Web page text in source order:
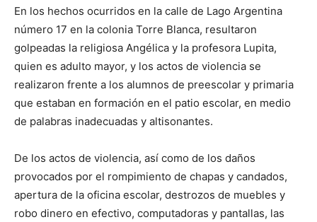
En los hechos ocurridos en la calle de Lago Argentina
número 17 en la colonia Torre Blanca, resultaron
golpeadas la religiosa Angélica y la profesora Lupita,
quien es adulto mayor, y los actos de violencia se
realizaron frente a los alumnos de preescolar y primaria
que estaban en formación en el patio escolar, en medio
de palabras inadecuadas y altisonantes.
De los actos de violencia, así como de los daños
provocados por el rompimiento de chapas y candados,
apertura de la oficina escolar, destrozos de muebles y
robo dinero en efectivo, computadoras y pantallas, las